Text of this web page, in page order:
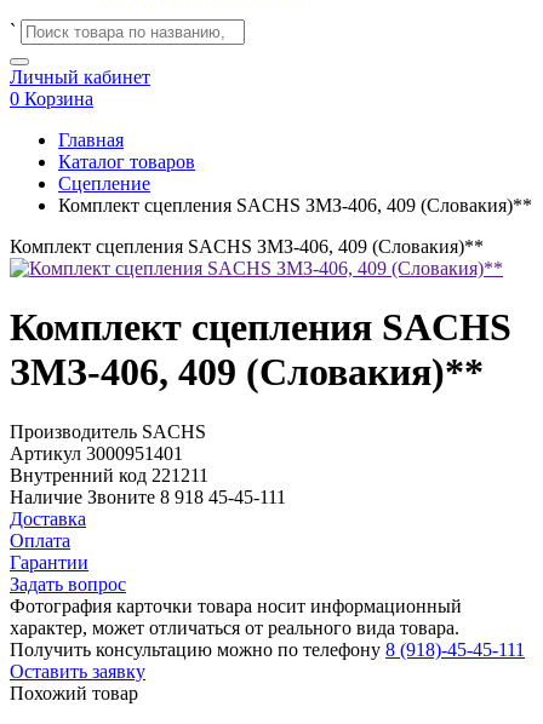
`
Личный кабинет
0 Корзина
Главная
Каталог товаров
Сцепление
Комплект сцепления SACHS ЗМЗ-406, 409 (Словакия)**
Комплект сцепления SACHS ЗМЗ-406, 409 (Словакия)**
Комплект сцепления SACHS
ЗМЗ-406, 409 (Словакия)**
Производитель SACHS
Артикул 3000951401
Внутренний код 221211
Наличие Звоните 8 918 45-45-111
Доставка
Оплата
Гарантии
Задать вопрос
Фотография карточки товара носит информационный
характер, может отличаться от реального вида товара.
Получить консультацию можно по телефону 8 (918)-45-45-111
Оставить заявку
Похожий товар